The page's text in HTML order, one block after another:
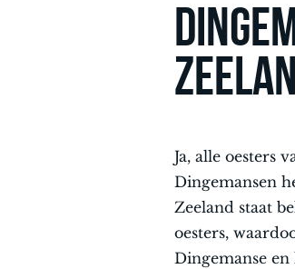
Ja, alle oesters
Dingemansen
Zeeland staat
oesters,
Dingemanse